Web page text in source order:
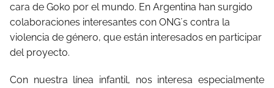
cara de Goko por el mundo. En Argentina han surgido
colaboraciones interesantes con ONG´s contra la
violencia de género, que están interesados en participar
del proyecto.
Con nuestra línea infantil, nos interesa especialmente